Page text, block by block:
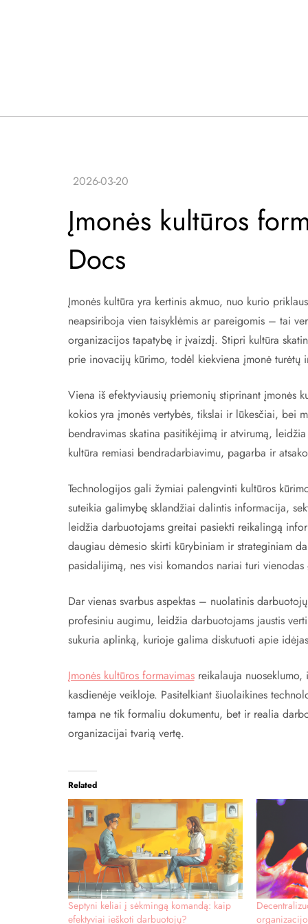
Įmonės kultūros
Docs
Įmonės kultūra yra kertinis akmuo, nuo kurio
neapsiriboja vien taisyklėmis ar pareigomis – tai
organizacijos tapatybę ir įvaizdį. Stipri kultūra
prie inovacijų kūrimo, todėl kiekviena įmonė turėtų
Viena iš efektyviausių priemonių stiprinant įmonės
kokios yra įmonės vertybės, tikslai ir lūkesčiai, bei
bendravimas skatina pasitikėjimą ir atvirumą,
kultūra remiasi bendradarbiavimu, pagarba ir
Technologijos gali žymiai palengvinti kultūros
suteikia galimybę sklandžiai dalintis informacija,
leidžia darbuotojams greitai pasiekti reikalingą
daugiau dėmesio skirti kūrybiniam ir strateginiam
pasidalijimą, nes visi komandos nariai turi
Dar vienas svarbus aspektas – nuolatinis
profesiniu augimu, leidžia darbuotojams jaustis
sukuria aplinką, kurioje galima diskutuoti apie
Įmonės kultūros formavimasreikalauja nuoseklumo,
kasdienėje veikloje. Pasitelkiant šiuolaikines
tampa ne tik formaliu dokumentu, bet ir realia
organizacijai tvarią vertę.
Related
Septyni keliai į sėkmingą komandą: kaip
efektyviai ieškoti darbuotojų?